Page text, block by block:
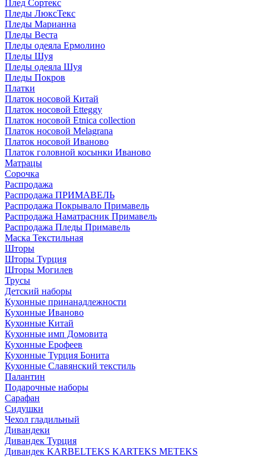
Плед Сортекс
Пледы ЛюксТекс
Пледы Марианна
Пледы Веста
Пледы одеяла Ермолино
Пледы Шуя
Пледы одеяла Шуя
Пледы Покров
Платки
Платок носовой Китай
Платок носовой Etteggy
Платок носовой Etnica collection
Платок носовой Melagrana
Платок носовой Иваново
Платок головной косынки Иваново
Матрацы
Сорочка
Распродажа
Распродажа ПРИМАВЕЛЬ
Распродажа Покрывало Примавель
Распродажа Наматрасник Примавель
Распродажа Пледы Примавель
Маска Текстильная
Шторы
Шторы Турция
Шторы Могилев
Трусы
Детский наборы
Кухонные принанадлежности
Кухонные Иваново
Кухонные Китай
Кухонные имп Домовита
Кухонные Ерофеев
Кухонные Турция Бонита
Кухонные Славянский текстиль
Палантин
Подарочные наборы
Сарафан
Сидушки
Чехол гладильный
Дивандеки
Дивандек Турция
Дивандек KARBELTEKS KARTEKS METEKS